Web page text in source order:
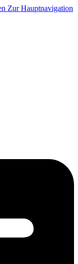
Zur Hauptnavigation